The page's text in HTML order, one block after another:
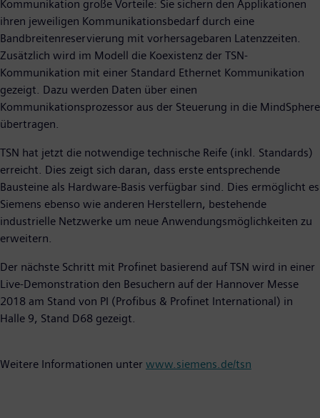
Kommunikation große Vorteile: Sie sichern den Applikationen
ihren jeweiligen Kommunikationsbedarf durch eine
Bandbreitenreservierung mit vorhersagebaren Latenzzeiten.
Zusätzlich wird im Modell die Koexistenz der TSN-
Kommunikation mit einer Standard Ethernet Kommunikation
gezeigt. Dazu werden Daten über einen
Kommunikationsprozessor aus der Steuerung in die MindSphere
übertragen.
TSN hat jetzt die notwendige technische Reife (inkl. Standards)
erreicht. Dies zeigt sich daran, dass erste entsprechende
Bausteine als Hardware-Basis verfügbar sind. Dies ermöglicht es
Siemens ebenso wie anderen Herstellern, bestehende
industrielle Netzwerke um neue Anwendungsmöglichkeiten zu
erweitern.
Der nächste Schritt mit Profinet basierend auf TSN wird in einer
Live-Demonstration den Besuchern auf der Hannover Messe
2018 am Stand von PI (Profibus & Profinet International) in
Halle 9, Stand D68 gezeigt.
Weitere Informationen unter www.siemens.de/tsn